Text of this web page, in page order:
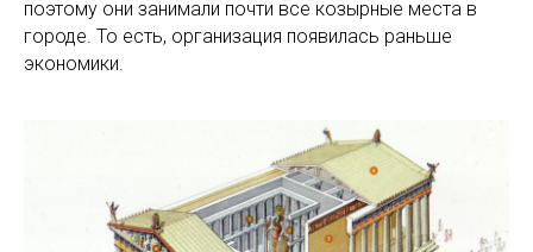
поэтому они занимали почти все козырные места в
городе. То есть, организация появилась раньше
экономики.